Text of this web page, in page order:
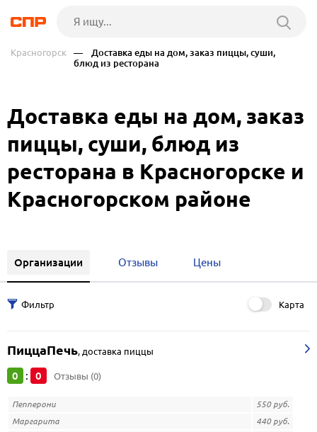
Красногорск
— Доставка еды на дом, заказ пиццы, суши,
блюд из ресторана
Доставка еды на дом, заказ
пиццы, суши, блюд из
ресторана в Красногорске и
Красногорском районе
Организации Отзывы Цены
Карта
ПиццаПечь, доставка пиццы
0 : 0 Отзывы (0)
Пепперони
550 руб.
Маргарита
440 руб.